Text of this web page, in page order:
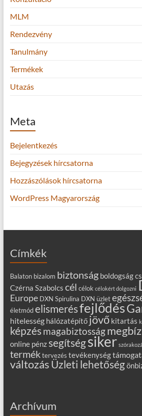
MLM
Rendezvény
Tanulmány
Termékek
Utazás
Meta
Bejelentkezés
Bejegyzések hírcsatorna
Hozzászólások hírcsatorna
WordPress Magyarország
Címkék
Balaton bizalom biztonság boldogság
Czérna Szabolcs cél célok célokért dolgozni
Europe DXN Spirulina DXN üzlet
életmód elismerésfejlődés
hitelesség hálózatépítő jövő kitartás
képzésmagabiztosság
online pénz segítségsiker
termék tervezés tevékenység
változás Üzleti lehetőség
Archívum